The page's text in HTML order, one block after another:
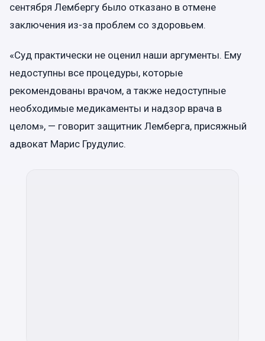
сентября Лембергу было отказано в отмене
заключения из-за проблем со здоровьем.
«Суд практически не оценил наши аргументы. Ему
недоступны все процедуры, которые
рекомендованы врачом, а также недоступные
необходимые медикаменты и надзор врача в
целом», — говорит защитник Лемберга, присяжный
адвокат Марис Грудулис.